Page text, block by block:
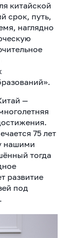
китайской
срок, путь,
наглядно
—
75 лет
нашими
тогда
развитие
под